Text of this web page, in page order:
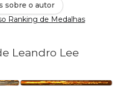
sobre o autor
Ranking de Medalhas
Leandro Lee